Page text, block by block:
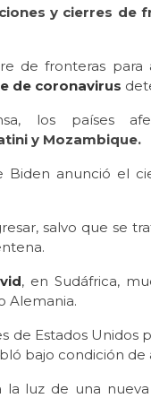
y cierres de
de fronteras para
de coronavirus
los países
y Mozambique.
anunció el
salvo que se
, en Sudáfrica,
Alemania.
de Estados Unidos
bajo condición de
luz de una